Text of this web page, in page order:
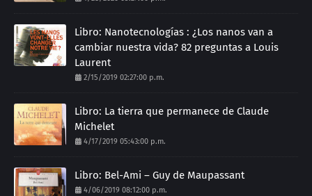
Libro: Nanotecnologías : ¿Los nanos van a
cambiar nuestra vida? 82 preguntas a Louis
Laurent
2/15/2019 02:27:00 p.m.
Libro: La tierra que permanece de Claude
Michelet
4/17/2019 05:43:00 p.m.
Libro: Bel-Ami – Guy de Maupassant
4/06/2019 08:12:00 p.m.